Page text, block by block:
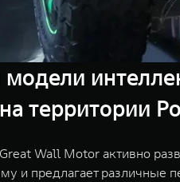
территории
Wall Motor активно
и предлагает